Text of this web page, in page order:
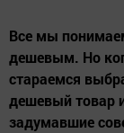
Все мы
дешевым. Но
стараемся
дешевый товар
задумавшие